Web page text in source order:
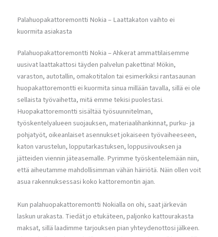
Palahuopakattoremontti Nokia – Laattakaton vaihto ei
kuormita asiakasta
Palahuopakattoremontti Nokia – Ahkerat ammattilaisemme
uusivat laattakattosi täyden palvelun pakettina! Mökin,
varaston, autotallin, omakotitalon tai esimerkiksi rantasaunan
huopakattoremontti ei kuormita sinua millään tavalla, sillä ei ole
sellaista työvaihetta, mitä emme tekisi puolestasi.
Huopakattoremontti sisältää työsuunnitelman,
työskentelyalueen suojauksen, materiaalihankinnat, purku- ja
pohjatyöt, oikeanlaiset asennukset jokaiseen työvaiheeseen,
katon varustelun, lopputarkastuksen, loppusiivouksen ja
jätteiden viennin jäteasemalle. Pyrimme työskentelemään niin,
että aiheutamme mahdollisimman vähän häiriötä. Näin ollen voit
asua rakennuksessasi koko kattoremontin ajan.
Kun palahuopakattoremontti Nokialla on ohi, saat järkevän
laskun urakasta. Tiedät jo etukäteen, paljonko kattourakasta
maksat, sillä laadimme tarjouksen pian yhteydenottosi jälkeen.